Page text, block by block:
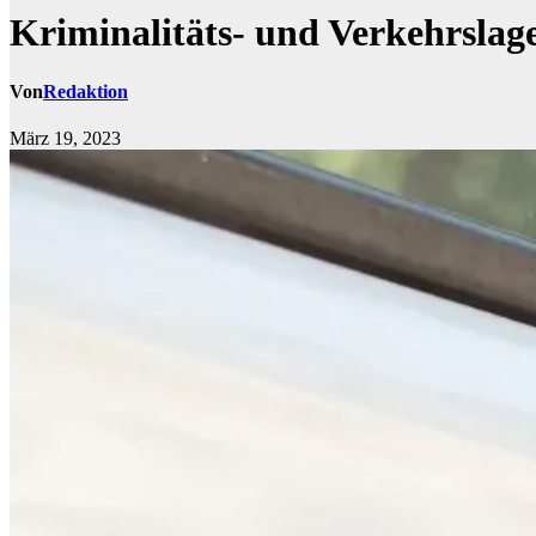
Kriminalitäts- und
VonRedaktion
März 19, 2023